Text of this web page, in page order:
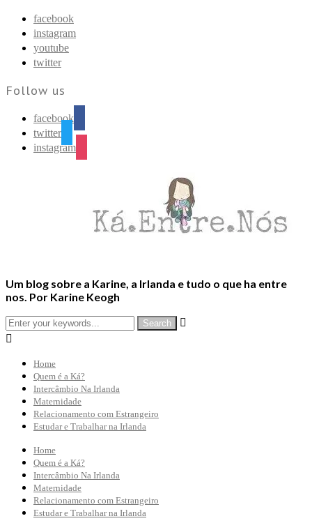
facebook
instagram
youtube
twitter
Follow us
facebook
twitter
instagram
Um blog sobre a Karine, a Irlanda e tudo o que ha entre
nos. Por Karine Keogh


Home
Quem é a Ká?
Intercâmbio Na Irlanda
Maternidade
Relacionamento com Estrangeiro
Estudar e Trabalhar na Irlanda
Home
Quem é a Ká?
Intercâmbio Na Irlanda
Maternidade
Relacionamento com Estrangeiro
Estudar e Trabalhar na Irlanda